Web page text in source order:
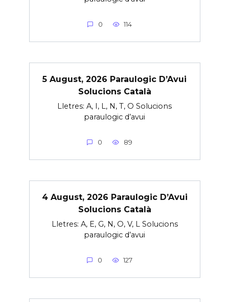
0 114
5 August, 2026 Paraulogic D’Avui
Solucions Català
Lletres: A, I, L, N, T, O Solucions
paraulogic d’avui
0 89
4 August, 2026 Paraulogic D’Avui
Solucions Català
Lletres: A, E, G, N, O, V, L Solucions
paraulogic d’avui
0 127